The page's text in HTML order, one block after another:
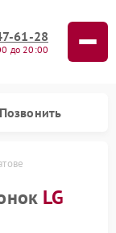
61-28
до 20:00
Позвонить
LG